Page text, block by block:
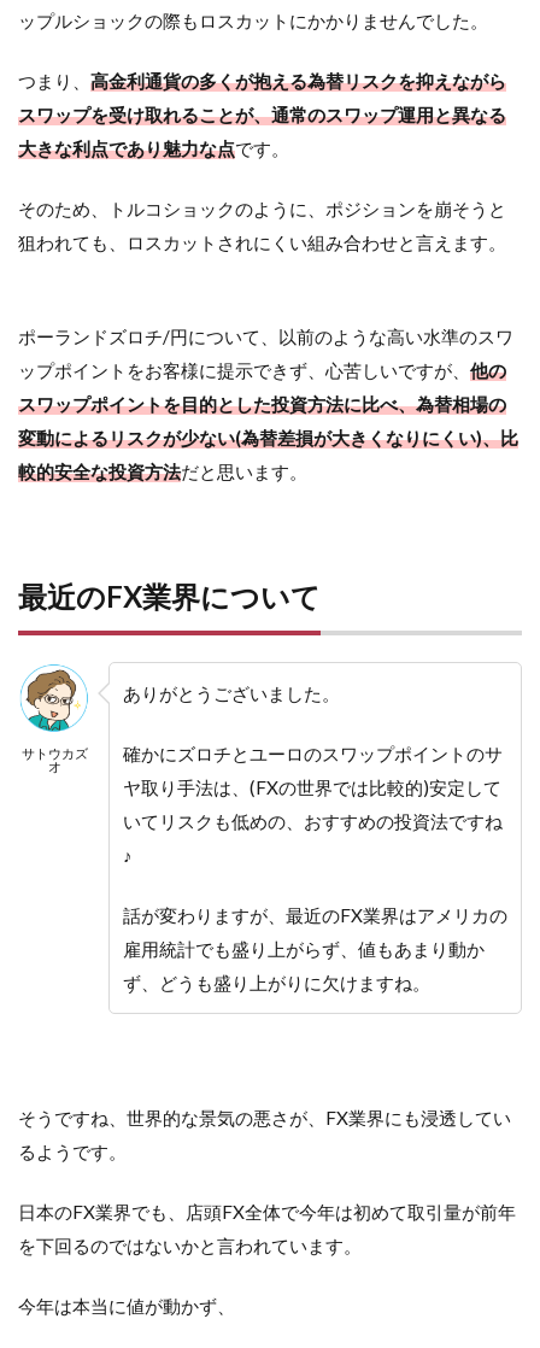
ップルショックの際もロスカットにかかりませんでした。
つまり、 高金利通貨の多くが抱える為替リスクを抑えながら
スワップを受け取れることが、通常のスワップ運用と異なる
大きな利点であり魅力な点です。
そのため、トルコショックのように、ポジションを崩そうと
狙われても、ロスカットされにくい組み合わせと言えます。
ポーランドズロチ/円について、以前のような高い水準のスワ
ップポイントをお客様に提示できず、心苦しいですが、 他の
スワップポイントを目的とした投資方法に比べ、為替相場の
変動によるリスクが少ない(為替差損が大きくなりにくい)、比
較的安全な投資方法だと思います。
最近のFX業界について
サトウカズ
オ
ありがとうございました。
確かにズロチとユーロのスワップポイントのサ
ヤ取り手法は、(FXの世界では比較的)安定して
いてリスクも低めの、おすすめの投資法ですね
♪
話が変わりますが、最近のFX業界はアメリカの
雇用統計でも盛り上がらず、値もあまり動か
ず、どうも盛り上がりに欠けますね。
そうですね、世界的な景気の悪さが、FX業界にも浸透してい
るようです。
日本のFX業界でも、店頭FX全体で今年は初めて取引量が前年
を下回るのではないかと言われています。
今年は本当に値が動かず、